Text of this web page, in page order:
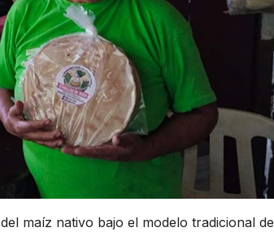
maíz nativo bajo el modelo tradicional de